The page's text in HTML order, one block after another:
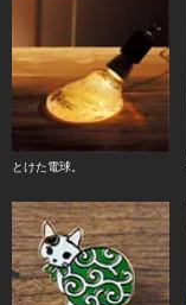
とけた電球。